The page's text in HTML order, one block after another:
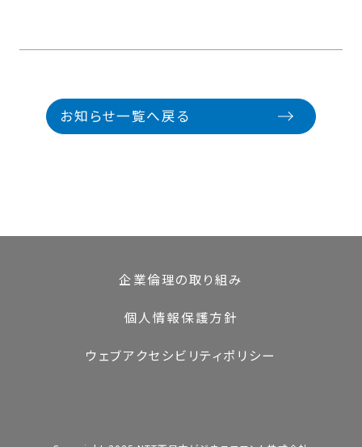
お知らせ一覧へ戻る
企業倫理の取り組み
個人情報保護方針
ウェブアクセシビリティポリシー